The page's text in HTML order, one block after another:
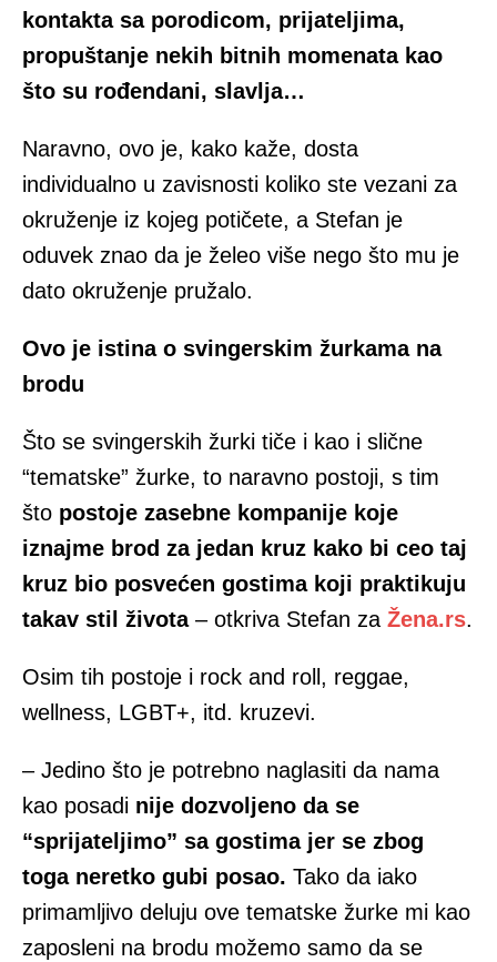
kontakta sa porodicom, prijateljima,
propuštanje nekih bitnih momenata kao
što su rođendani, slavlja…
Naravno, ovo je, kako kaže, dosta
individualno u zavisnosti koliko ste vezani za
okruženje iz kojeg potičete, a Stefan je
oduvek znao da je želeo više nego što mu je
dato okruženje pružalo.
Ovo je istina o svingerskim žurkama na
brodu
Što se svingerskih žurki tiče i kao i slične
“tematske” žurke, to naravno postoji, s tim
što postoje zasebne kompanije koje
iznajme brod za jedan kruz kako bi ceo taj
kruz bio posvećen gostima koji praktikuju
takav stil života– otkriva Stefan za Žena.rs.
Osim tih postoje i rock and roll, reggae,
wellness, LGBT+, itd. kruzevi.
– Jedino što je potrebno naglasiti da nama
kao posadi nije dozvoljeno da se
“sprijateljimo” sa gostima jer se zbog
toga neretko gubi posao. Tako da iako
primamljivo deluju ove tematske žurke mi kao
zaposleni na brodu možemo samo da se